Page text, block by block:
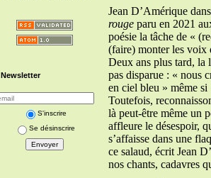
Newsletter
S'inscrire
Se désinscrire
Jean D’Amérique
rougeparu en 2021
poésie la tâche de «
(faire) monter les voix
Deux ans plus tard, la
pas disparue : « nous
en ciel bleu » même
Toutefois,
là peut-être même un
affleure le désespoir,
s’affaisse dans une
ce salaud, écrit Jean
nos chants, cadavres